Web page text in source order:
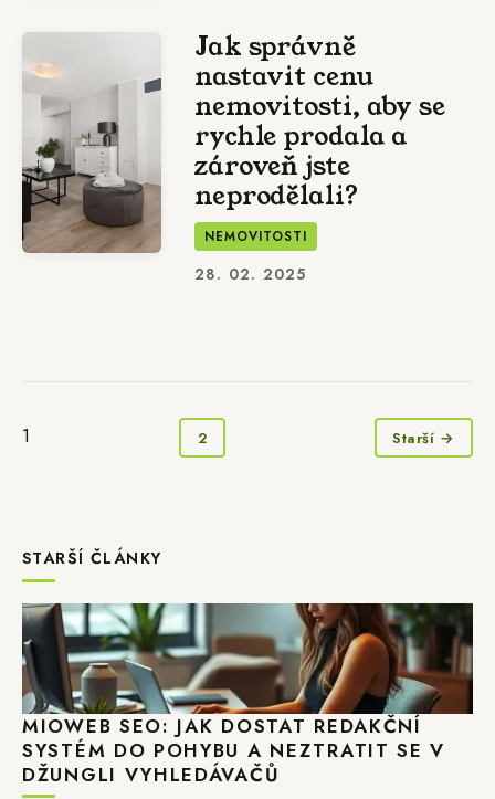
Jak správně
nastavit cenu
nemovitosti, aby se
rychle prodala a
zároveň jste
neprodělali?
NEMOVITOSTI
28. 02. 2025
1 2 Starší →
STARŠÍ ČLÁNKY
MIOWEB SEO: JAK DOSTAT REDAKČNÍ
SYSTÉM DO POHYBU A NEZTRATIT SE V
DŽUNGLI VYHLEDÁVAČŮ